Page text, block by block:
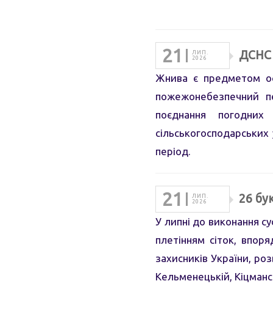
21
ЛИП.
2026
ДСНС
Жнива є предметом
пожежонебезпечний
поєднання
період.
21
ЛИП.
2026
26
У липні до виконання
плетінням сіток,
захисників України,
Кельменецькій,